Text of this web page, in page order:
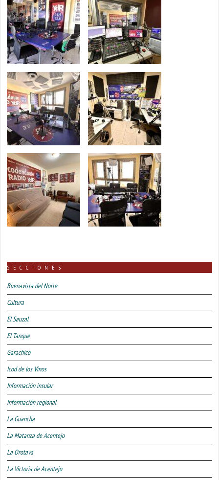
SECCIONES
Buenavista del Norte
Cultura
El Sauzal
El Tanque
Garachico
Icod de los Vinos
Información insular
Información regional
La Guancha
La Matanza de Acentejo
La Orotava
La Victoria de Acentejo